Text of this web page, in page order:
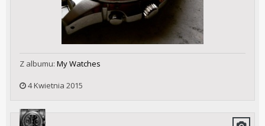
Z albumu: My Watches
4 Kwietnia 2015